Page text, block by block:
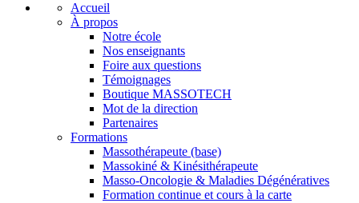
Accueil
À propos
Notre école
Nos enseignants
Foire aux questions
Témoignages
Boutique MASSOTECH
Mot de la direction
Partenaires
Formations
Massothérapeute (base)
Massokiné & Kinésithérapeute
Masso-Oncologie & Maladies Dégénératives
Formation continue et cours à la carte